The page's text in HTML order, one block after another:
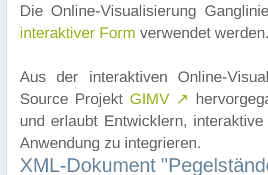
Die Online-Visualisierung
interaktiver Form verwendet
Aus der interaktiven Online-
Source Projekt GIMV ↗
und erlaubt Entwicklern,
Anwendung zu integrieren.
XML-Dokument